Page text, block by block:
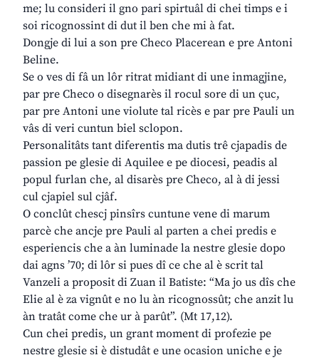
me; lu consideri il gno pari spirtuâl di chei timps e i
soi ricognossint di dut il ben che mi à fat.
Dongje di lui a son pre Checo Placerean e pre Antoni
Beline.
Se o ves di fâ un lôr ritrat midiant di une inmagjine,
par pre Checo o disegnarès il rocul sore di un çuc,
par pre Antoni une violute tal ricès e par pre Pauli un
vâs di veri cuntun biel sclopon.
Personalitâts tant diferentis ma dutis trê cjapadis de
passion pe glesie di Aquilee e pe diocesi, peadis al
popul furlan che, al disarès pre Checo, al à di jessi
cul cjapiel sul cjâf.
O conclût chescj pinsîrs cuntune vene di marum
parcè che ancje pre Pauli al parten a chei predis e
esperiencis che a àn luminade la nestre glesie dopo
dai agns ’70; di lôr si pues dî ce che al è scrit tal
Vanzeli a proposit di Zuan il Batiste: “Ma jo us dîs che
Elie al è za vignût e no lu àn ricognossût; che anzit lu
àn tratât come che ur à parût”. (Mt 17,12).
Cun chei predis, un grant moment di profezie pe
nestre glesie si è distudât e une ocasion uniche e je